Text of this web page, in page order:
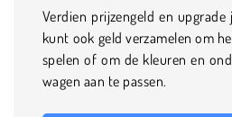
Verdien prijzengeld en
kunt ook geld verzamelen om
spelen of om de kleuren en
wagen aan te passen.